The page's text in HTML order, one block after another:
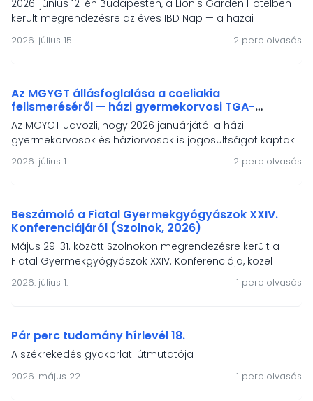
2026. június 12-én Budapesten, a Lion's Garden Hotelben
került megrendezésre az éves IBD Nap — a hazai
gyermek-gasztroenterológiai IBD-ellátás és a HUPIR
regiszter önkéntes töltőinek fóruma. A rendezvény
életminőségének támogatása állt.
2026. július 15. 2 perc olvasás
Az MGYGT állásfoglalása a coeliakia
felismeréséről — házi gyermekorvosi TGA-
vizsgálati jogosultság és a népességszűrés
igénye
Az MGYGT üdvözli, hogy 2026 januárjától a házi
gyermekorvosok és háziorvosok is jogosultságot kaptak
a szöveti transzglutamináz elleni antitest vizsgálat
elvégeztetésére coeliakia gyanú esetén. Állásfoglalásunk
épülő népességszűrés szükséges.
2026. július 1. 2 perc olvasás
Beszámoló a Fiatal Gyermekgyógyászok XXIV.
Konferenciájáról (Szolnok, 2026)
Május 29-31. között Szolnokon megrendezésre került a
Fiatal Gyermekgyógyászok XXIV. Konferenciája, közel
kétszáz résztvevővel és 90 szakmai előadással. Az MGYGT
két díjat ajánlott fel a legkiválóbb előadóknak – a
Géza Kórház).
2026. július 1. 1 perc olvasás
Pár perc tudomány hírlevél 18.
A székrekedés gyakorlati útmutatója
2026. május 22. 1 perc olvasás